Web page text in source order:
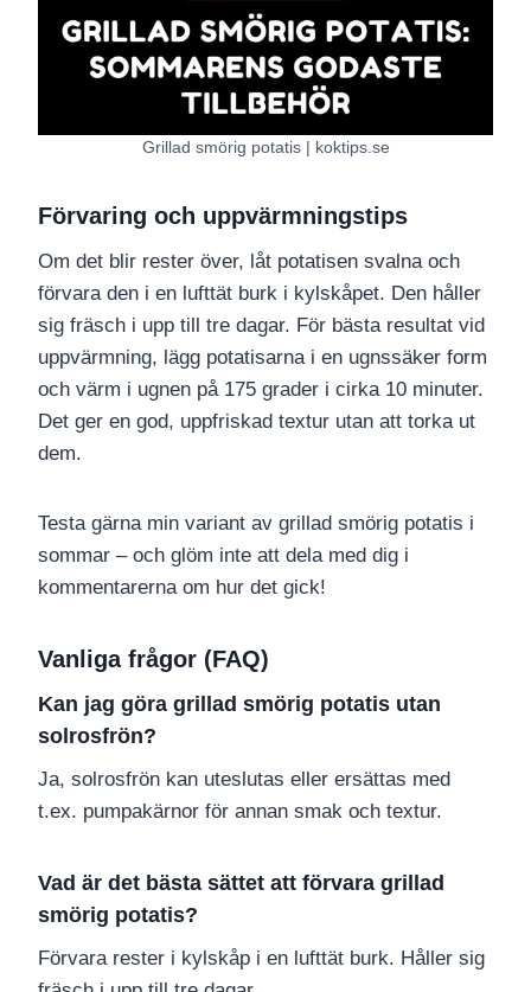
Grillad smörig potatis | koktips.se
Förvaring och uppvärmningstips
Om det blir rester över, låt potatisen svalna och
förvara den i en lufttät burk i kylskåpet. Den håller
sig fräsch i upp till tre dagar. För bästa resultat vid
uppvärmning, lägg potatisarna i en ugnssäker form
och värm i ugnen på 175 grader i cirka 10 minuter.
Det ger en god, uppfriskad textur utan att torka ut
dem.
Testa gärna min variant av grillad smörig potatis i
sommar – och glöm inte att dela med dig i
kommentarerna om hur det gick!
Vanliga frågor (FAQ)
Kan jag göra grillad smörig potatis utan
solrosfrön?
Ja, solrosfrön kan uteslutas eller ersättas med
t.ex. pumpakärnor för annan smak och textur.
Vad är det bästa sättet att förvara grillad
smörig potatis?
Förvara rester i kylskåp i en lufttät burk. Håller sig